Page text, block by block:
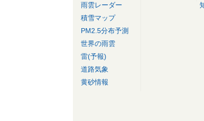
雨雲レーダー
積雪マップ
PM2.5分布予測
世界の雨雲
雷(予報)
道路気象
黄砂情報